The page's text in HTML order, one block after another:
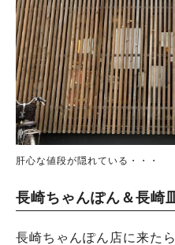
肝心な値段が隠れている・・・
長崎ちゃんぽん＆長崎
長崎ちゃんぽん店に来た